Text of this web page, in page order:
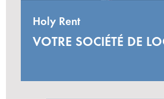
Holy Rent
VOTRE SOCIÉTÉ DE